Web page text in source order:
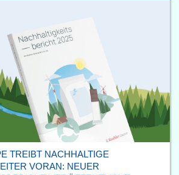
TREIBT NACHHALTIGE
VORAN: NEUER